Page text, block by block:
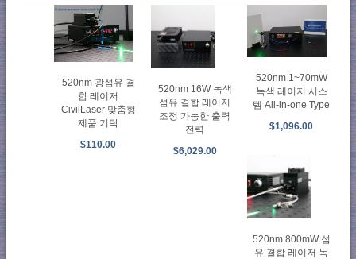
520nm 광섬유 결
합 레이저
CivilLaser 맞춤형
제품 기탁
$110.00
520nm 16W 녹색
섬유 결합 레이저
조정 가능한 출력
전력
$6,029.00
520nm 1~70mW
녹색 레이저 시스
템 All-in-one Type
$1,096.00
520nm 800mW 섬
유 결합 레이저 녹